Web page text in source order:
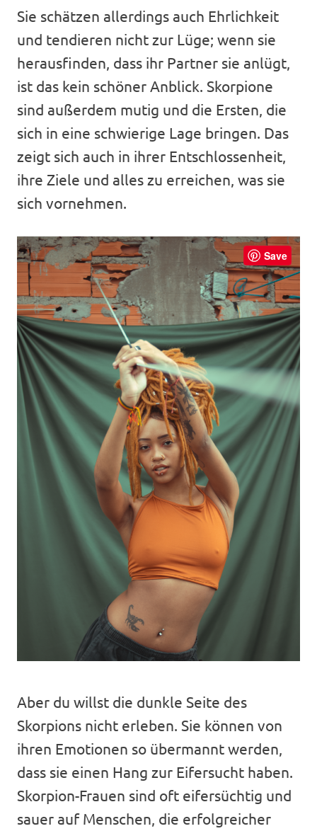
Sie schätzen allerdings auch Ehrlichkeit
und tendieren nicht zur Lüge; wenn sie
herausfinden, dass ihr Partner sie anlügt,
ist das kein schöner Anblick. Skorpione
sind außerdem mutig und die Ersten, die
sich in eine schwierige Lage bringen. Das
zeigt sich auch in ihrer Entschlossenheit,
ihre Ziele und alles zu erreichen, was sie
sich vornehmen.
Save
Aber du willst die dunkle Seite des
Skorpions nicht erleben. Sie können von
ihren Emotionen so übermannt werden,
dass sie einen Hang zur Eifersucht haben.
Skorpion-Frauen sind oft eifersüchtig und
sauer auf Menschen, die erfolgreicher